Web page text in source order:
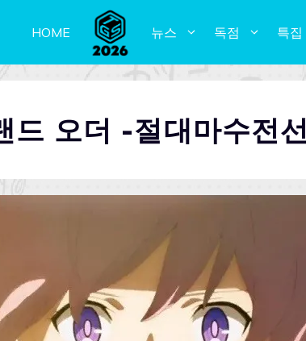
HOME 뉴스 독점 특집
드 오더 -절대마수전